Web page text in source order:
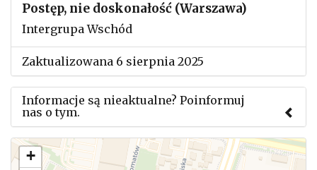
Postęp, nie doskonałość (Warszawa)
Intergrupa Wschód
Zaktualizowana 6 sierpnia 2025
Informacje są nieaktualne? Poinformuj
nas o tym.
Użyj tego formularza aby przesłać informację o
zmianach w powyższym mityngu.
+